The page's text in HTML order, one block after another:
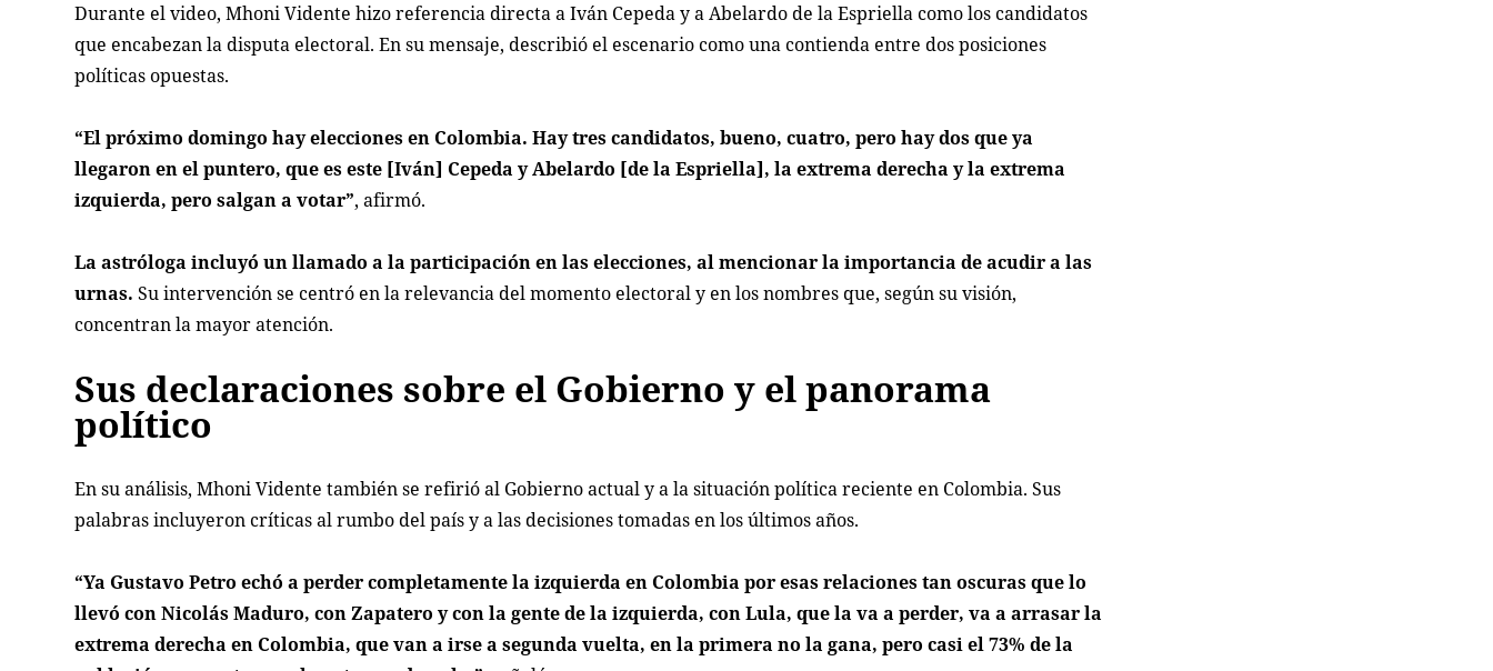
Durante el video, Mhoni Vidente hizo referencia directa a Iván Cepeda y a Abelardo de la Espriella como los candidatos
que encabezan la disputa electoral. En su mensaje, describió el escenario como una contienda entre dos posiciones
políticas opuestas.
“El próximo domingo hay elecciones en Colombia. Hay tres candidatos, bueno, cuatro, pero hay dos que ya
llegaron en el puntero, que es este [Iván] Cepeda y Abelardo [de la Espriella], la extrema derecha y la extrema
izquierda, pero salgan a votar”, afirmó.
La astróloga incluyó un llamado a la participación en las elecciones, al mencionar la importancia de acudir a las
urnas. Su intervención se centró en la relevancia del momento electoral y en los nombres que, según su visión,
concentran la mayor atención.
Sus declaraciones sobre el Gobierno y el panorama
político
En su análisis, Mhoni Vidente también se refirió al Gobierno actual y a la situación política reciente en Colombia. Sus
palabras incluyeron críticas al rumbo del país y a las decisiones tomadas en los últimos años.
“Ya Gustavo Petro echó a perder completamente la izquierda en Colombia por esas relaciones tan oscuras que lo
llevó con Nicolás Maduro, con Zapatero y con la gente de la izquierda, con Lula, que la va a perder, va a arrasar la
extrema derecha en Colombia, que van a irse a segunda vuelta, en la primera no la gana, pero casi el 73% de la